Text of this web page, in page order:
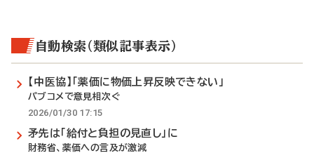
自動検索（類似記事表示）
【中医協】「薬価に物価上昇反映できない」
パブコメで意見相次ぐ
2026/01/30 17:15
矛先は「給付と負担の見直し」に
財務省、薬価への言及が激減